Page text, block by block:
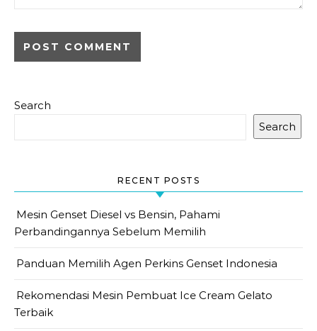
Search
Search
RECENT POSTS
Mesin Genset Diesel vs Bensin, Pahami
Perbandingannya Sebelum Memilih
Panduan Memilih Agen Perkins Genset Indonesia
Rekomendasi Mesin Pembuat Ice Cream Gelato
Terbaik